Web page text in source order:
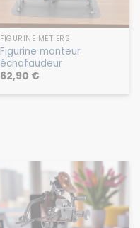
FIGURINE MÉTIERS
Figurine monteur
échafaudeur
62,90 €